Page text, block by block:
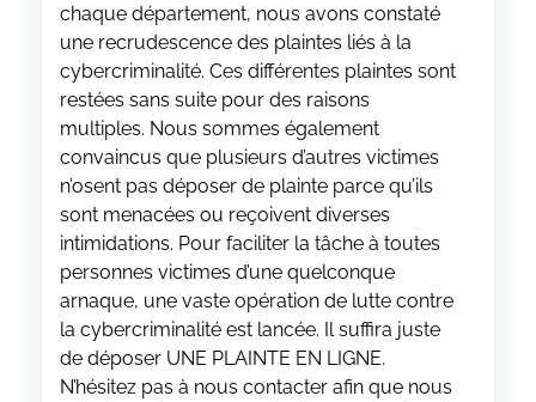
chaque département, nous avons constaté
une recrudescence des plaintes liés à la
cybercriminalité. Ces différentes plaintes sont
restées sans suite pour des raisons
multiples. Nous sommes également
convaincus que plusieurs d’autres victimes
n’osent pas déposer de plainte parce qu’ils
sont menacées ou reçoivent diverses
intimidations. Pour faciliter la tâche à toutes
personnes victimes d’une quelconque
arnaque, une vaste opération de lutte contre
la cybercriminalité est lancée. Il suffira juste
de déposer UNE PLAINTE EN LIGNE.
N’hésitez pas à nous contacter afin que nous